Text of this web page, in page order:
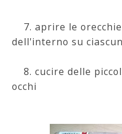
7. aprire le
dell'interno su
8. cucire delle
occhi